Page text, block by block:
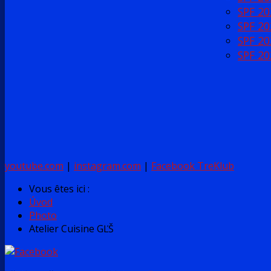
SPF
SPF
SPF
SPF
youtube.com | instagram.com | Facebook TreKlub
Vous êtes ici :
Úvod
Photo
Atelier Cuisine GĽŠ